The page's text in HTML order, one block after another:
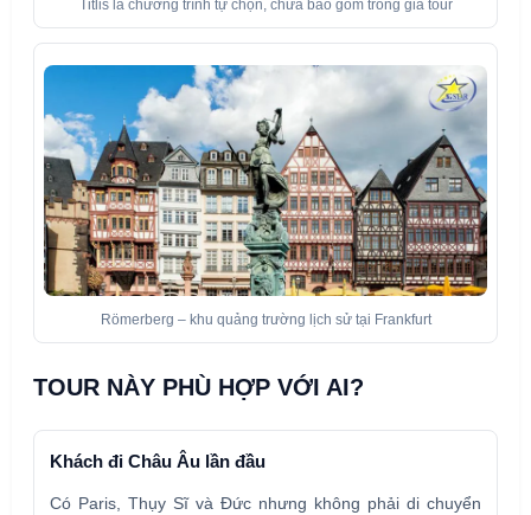
Titlis là chương trình tự chọn, chưa bao gồm trong giá tour
Römerberg – khu quảng trường lịch sử tại Frankfurt
TOUR NÀY PHÙ HỢP VỚI AI?
Khách đi Châu Âu lần đầu
Có Paris, Thụy Sĩ và Đức nhưng không phải di chuyển